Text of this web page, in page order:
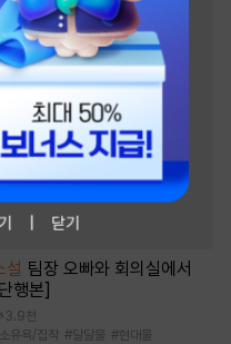
설 팀장 오빠와 회의실에서
행본]
3.9천
유욕/집착 #달달물 #현대물
닫기